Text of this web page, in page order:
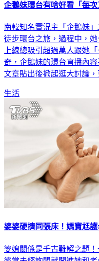
企鵝妹環台有啥好看「每
南韓知名實況主「企鵝妹
徒步環台之旅，過程中，
上線總吸引超過萬人跟她
奇，企鵝妹的環台直播內
文章貼出後掀起逛大討論
生活
婆婆硬擠同張床！媽寶尪
婆媳關係是千古難解之題